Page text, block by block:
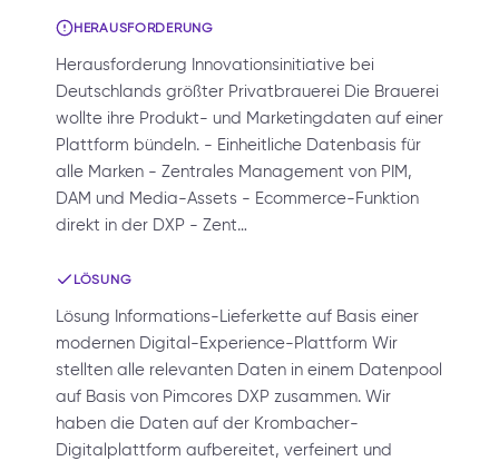
HERAUSFORDERUNG
Herausforderung Innovationsinitiative bei
Deutschlands größter Privatbrauerei Die Brauerei
wollte ihre Produkt- und Marketingdaten auf einer
Plattform bündeln. - Einheitliche Datenbasis für
alle Marken - Zentrales Management von PIM,
DAM und Media-Assets - Ecommerce-Funktion
direkt in der DXP - Zent…
LÖSUNG
Lösung Informations-Lieferkette auf Basis einer
modernen Digital-Experience-Plattform Wir
stellten alle relevanten Daten in einem Datenpool
auf Basis von Pimcores DXP zusammen. Wir
haben die Daten auf der Krombacher-
Digitalplattform aufbereitet, verfeinert und